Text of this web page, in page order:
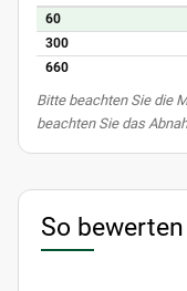
60
300
660
xBitte beachten Sie die
beachten Sie das
So